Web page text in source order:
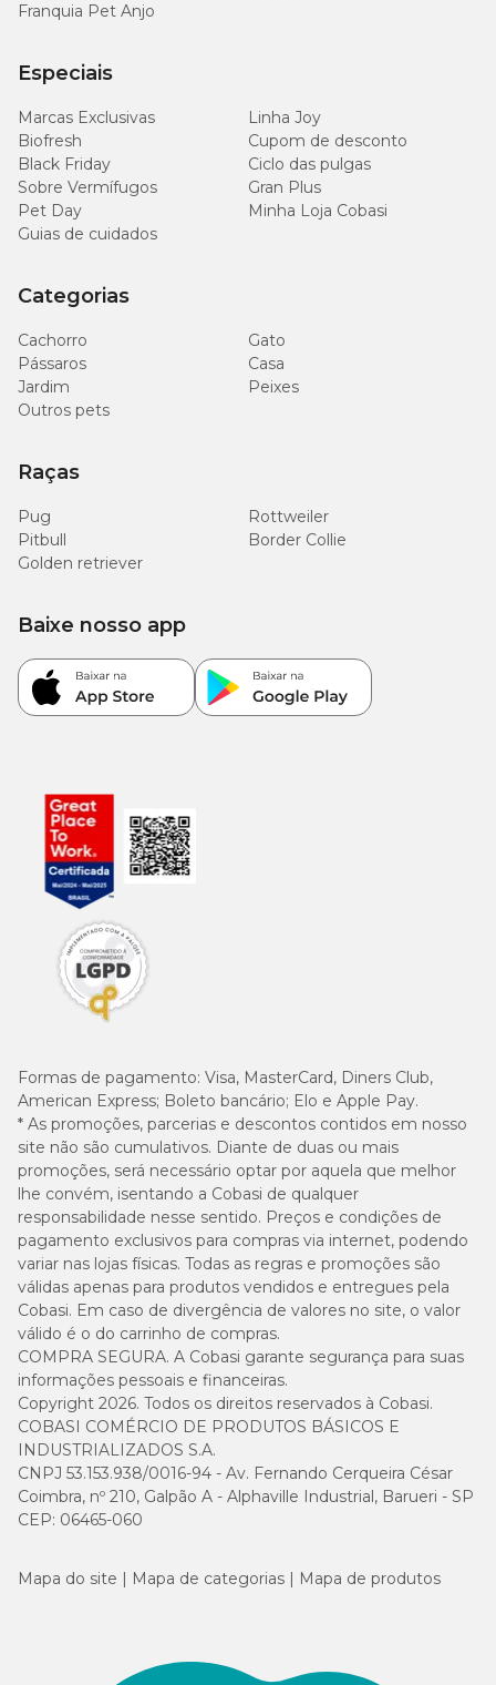
Franquia Pet Anjo
Especiais
Marcas Exclusivas
Linha Joy
Biofresh
Cupom de desconto
Black Friday
Ciclo das pulgas
Sobre Vermífugos
Gran Plus
Pet Day
Minha Loja Cobasi
Guias de cuidados
Categorias
Cachorro
Gato
Pássaros
Casa
Jardim
Peixes
Outros pets
Raças
Pug
Rottweiler
Pitbull
Border Collie
Golden retriever
Formas de pagamento: Visa, MasterCard, Diners Club,
American Express; Boleto bancário; Elo e Apple Pay.
* As promoções, parcerias e descontos contidos em nosso
site não são cumulativos. Diante de duas ou mais
promoções, será necessário optar por aquela que melhor
lhe convém, isentando a Cobasi de qualquer
responsabilidade nesse sentido. Preços e condições de
pagamento exclusivos para compras via internet, podendo
variar nas lojas físicas. Todas as regras e promoções são
válidas apenas para produtos vendidos e entregues pela
Cobasi. Em caso de divergência de valores no site, o valor
válido é o do carrinho de compras.
COMPRA SEGURA. A Cobasi garante segurança para suas
informações pessoais e financeiras.
Copyright 2026. Todos os direitos reservados à Cobasi.
COBASI COMÉRCIO DE PRODUTOS BÁSICOS E
INDUSTRIALIZADOS S.A.
CNPJ 53.153.938/0016-94 - Av. Fernando Cerqueira César
Coimbra, nº 210, Galpão A - Alphaville Industrial, Barueri - SP
CEP: 06465-060
Baixe nosso app
Mapa do site Mapa de categorias Mapa de produtos